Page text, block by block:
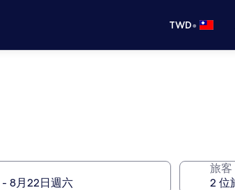
TWD•
旅客